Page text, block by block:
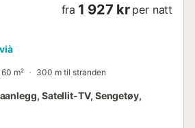
fra 1 927 kr per natt
60 m² 300 m til stranden
Satellit-TV, Sengetøy,